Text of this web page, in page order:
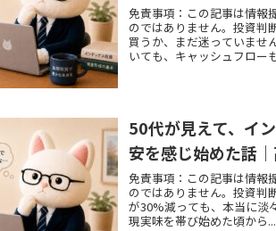
免責事項：この記事は情報
のではありません。投資判
買うか、まだ迷っていませ
いても、キャッシュフロー
50代が見えて、イ
安を感じ始めた話
免責事項：この記事は情報
のではありません。投資判
が30%減っても、本当に淡
現実味を帯び始めた頃から...